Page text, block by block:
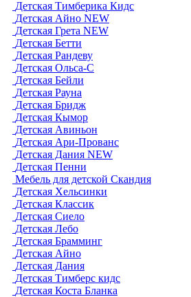
Детская Тимберика Кидс
Детская Айно NEW
Детская Грета NEW
Детская Бетти
Детская Рандеву
Детская Ольса-С
Детская Бейли
Детская Рауна
Детская Бридж
Детская Кымор
Детская Авиньон
Детская Ари-Прованс
Детская Дания NEW
Детская Пенни
Мебель для детской Скандия
Детская Хельсинки
Детская Классик
Детская Сиело
Детская Лебо
Детская Брамминг
Детская Айно
Детская Дания
Детская Тимберс кидс
Детская Коста Бланка